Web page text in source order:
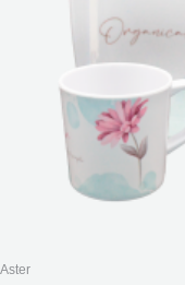
Aster